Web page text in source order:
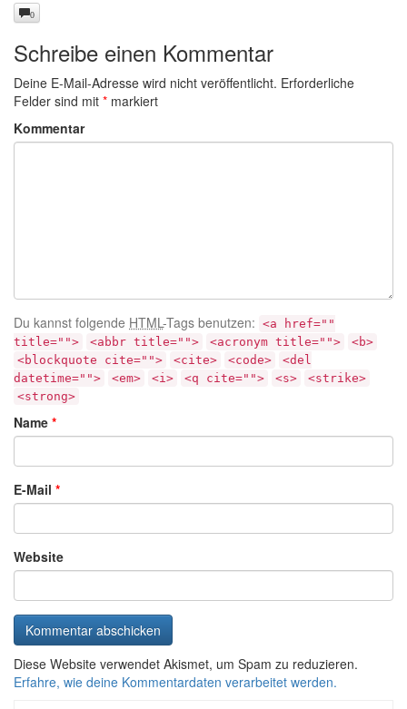
0
Schreibe einen Kommentar
Deine E-Mail-Adresse wird nicht veröffentlicht. Erforderliche
Felder sind mit * markiert
Kommentar
Du kannst folgende HTML-Tags benutzen: <a href=""
title="">
<abbr title=""> <acronym title="">
<b>
<blockquote cite="">
<cite> <code>
<del
datetime="">
<em> <i> <q cite=""> <s>
<strike>
<strong>
Name *
E-Mail *
Website
Diese Website verwendet Akismet, um Spam zu reduzieren.
Erfahre, wie deine Kommentardaten verarbeitet werden.